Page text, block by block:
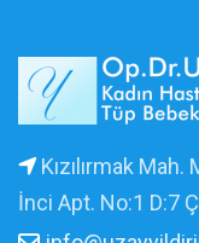
Kızılırmak
İnci Apt. No:1 D:7